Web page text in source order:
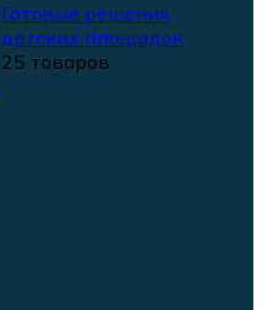
Готовые решения
детских площадок
25 товаров